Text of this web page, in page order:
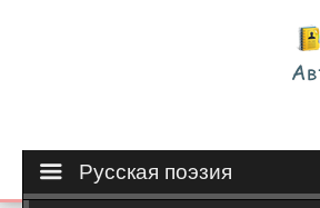
Русская поэзия